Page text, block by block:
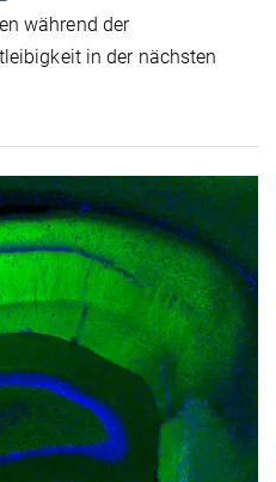
während der
in der nächsten